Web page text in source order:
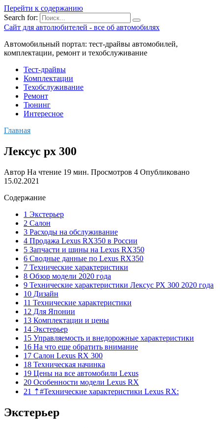
Перейти к содержанию
Search for:
Сайт для автолюбителей - все об автомобилях
Автомобильный портал: тест-драйвы автомобилей,
комплектации, ремонт и техобслуживание
Тест-драйвы
Комплектации
Техобслуживание
Ремонт
Тюнинг
Интересное
Главная
Лексус рх 300
Автор На чтение 19 мин. Просмотров 4 Опубликовано
15.02.2021
Содержание
1 Экстерьер
2 Салон
3 Расходы на обслуживание
4 Продажа Lexus RX350 в России
5 Запчасти и шины на Lexus RX350
6 Сводные данные по Lexus RX350
7 Технические характеристики
8 Обзор модели 2020 года
9 Технические характеристики Лексус РХ 300 2020 года
10 Дизайн
11 Технические характеристики
12 Для Японии
13 Комплектации и цены
14 Экстерьер
15 Управляемость и внедорожные характеристики
16 На что еще обратить внимание
17 Салон Lexus RX 300
18 Техническая начинка
19 Цены на все автомобили Lexus
20 Особенности модели Lexus RX
21 ⇡#Технические характеристики Lexus RX:
Экстерьер